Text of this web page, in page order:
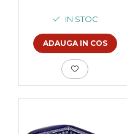
IN STOC
ADAUGA IN COS